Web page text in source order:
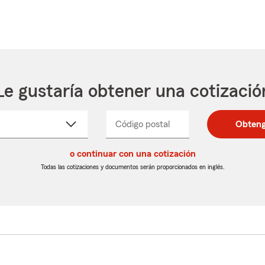
gustaría obtener una
Código postal
postal
de
postal
de
_____
o continuar con una cotización
Todas las cotizaciones y documentos serán proporcionados en inglés.